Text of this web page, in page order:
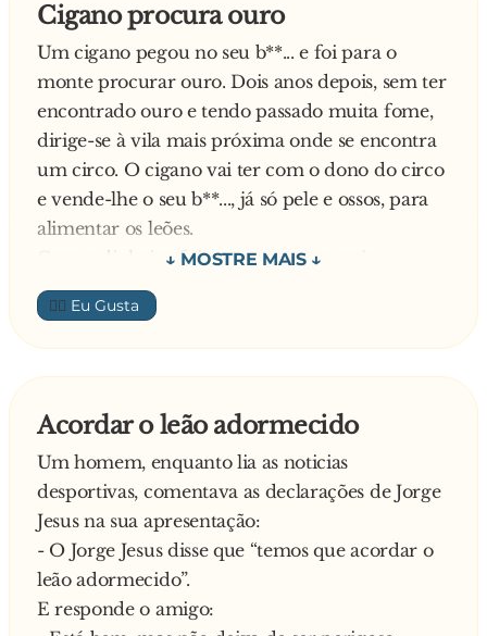
Cigano procura ouro
Um cigano pegou no seu b**... e foi para o
monte procurar ouro. Dois anos depois, sem ter
encontrado ouro e tendo passado muita fome,
dirige-se à vila mais próxima onde se encontra
um circo. O cigano vai ter com o dono do circo
e vende-lhe o seu b**..., já só pele e ossos, para
alimentar os leões.
Com o dinheiro foi ao restaurante mais
próximo onde pediu um grande prato de
comida. Passados minutos sente alguém a tocar-
lhe no ombro. O cigano olha para trás, vê o
dono do circo e diz:
Diz o homem do circo bastante chocado:
- Que raio de animal é aquele, que ainda não
passaram cinco minutos e já me devorou dois
leões
👍🏼
Acordar o leão adormecido
Um homem, enquanto lia as noticias
desportivas, comentava as declarações de Jorge
Jesus na sua apresentação:
- O Jorge Jesus disse que “temos que acordar o
leão adormecido”.
E responde o amigo: